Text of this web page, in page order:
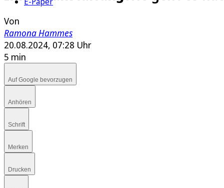
Von
Ramona Hammes
20.08.2024, 07:28 Uhr
5 min
Auf Google bevorzugen
Anhören
Schrift
Merken
Drucken